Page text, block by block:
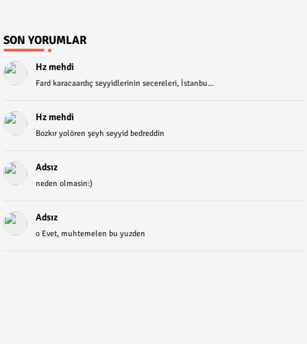
SON YORUMLAR
Hz mehdi
Fard karacaardıç seyyidlerinin secereleri, İstanbu...
Hz mehdi
Bozkır yolören şeyh seyyid bedreddin
Adsız
neden olmasin:)
Adsız
o Evet, muhtemelen bu yuzden